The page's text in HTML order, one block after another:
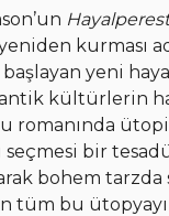
yeniden kurması
başlayan yeni
kültürlerin
romanında
seçmesi bir
bohem tarzda
tüm bu